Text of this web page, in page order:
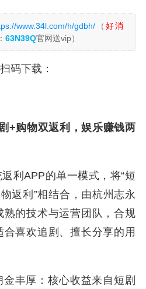
www.34l.com/h/gdbh/ （ 好消
63N39Q官网送vip）
码下载：
+购物双返利，娱乐赚钱两
利APP的单一模式，将“短
返利”相结合，由杭州志永
熟的技术与运营团队，合规
喜欢追剧、擅长分享的用
丰厚：核心收益来自短剧